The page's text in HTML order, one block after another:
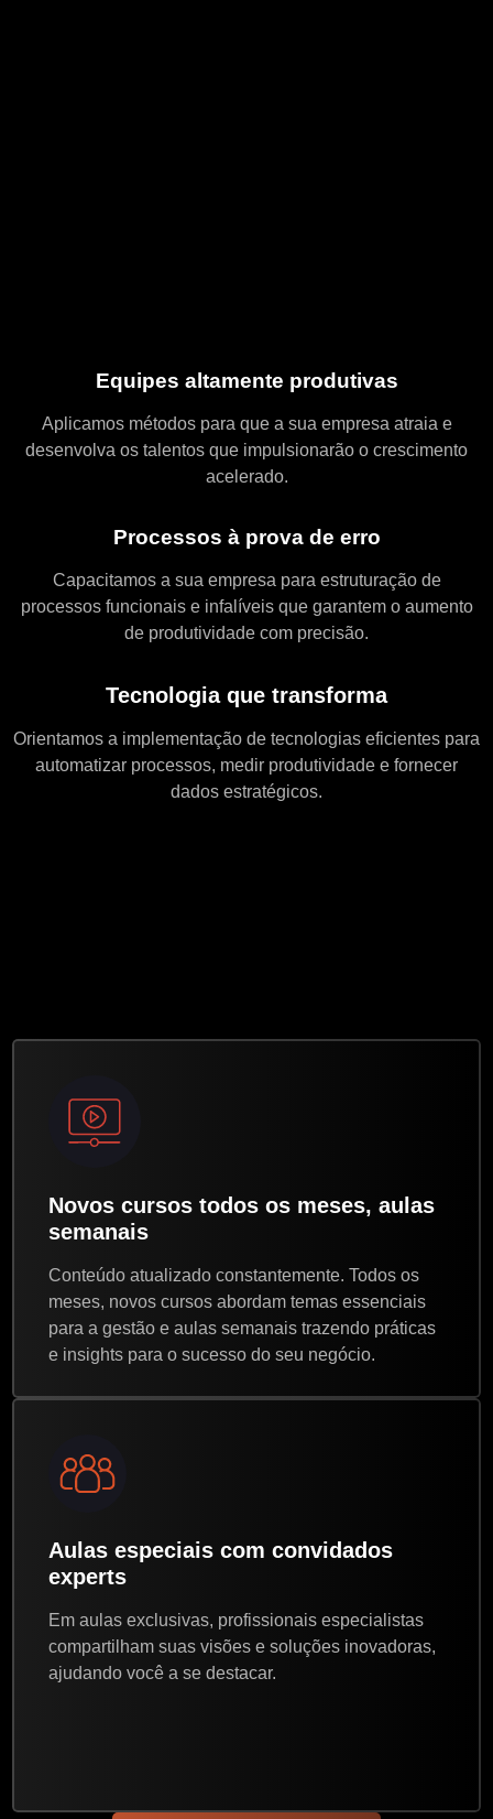
Equipes altamente produtivas
Aplicamos métodos para que a sua empresa atraia e
desenvolva os talentos que impulsionarão o crescimento
acelerado.
Processos à prova de erro
Capacitamos a sua empresa para estruturação de
processos funcionais e infalíveis que garantem o aumento
de produtividade com precisão.
Tecnologia que transforma
Orientamos a implementação de tecnologias eficientes para
automatizar processos, medir produtividade e fornecer
dados estratégicos.
Novos cursos todos os meses, aulas
semanais
Conteúdo atualizado constantemente. Todos os
meses, novos cursos abordam temas essenciais
para a gestão e aulas semanais trazendo práticas
e insights para o sucesso do seu negócio.
Aulas especiais com convidados
experts
Em aulas exclusivas, profissionais especialistas
compartilham suas visões e soluções inovadoras,
ajudando você a se destacar.